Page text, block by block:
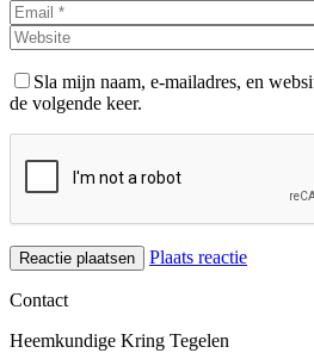
Sla mijn naam, e-mailadres, en
de volgende keer.
Plaats reactie
Contact
Heemkundige Kring Tegelen